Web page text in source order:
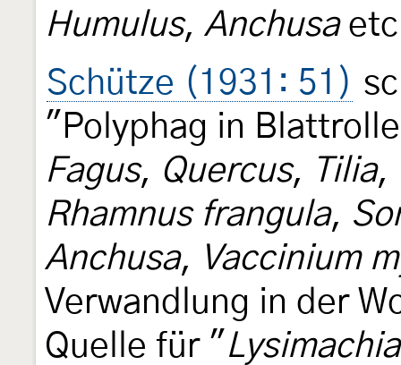
Humulus, Anchusa
Schütze (1931: 51)
"Polyphag in
Fagus, Quercus, Tilia,
Rhamnus frangula,
Anchusa, Vaccinium
Verwandlung in der
Quelle für " Lysimachia